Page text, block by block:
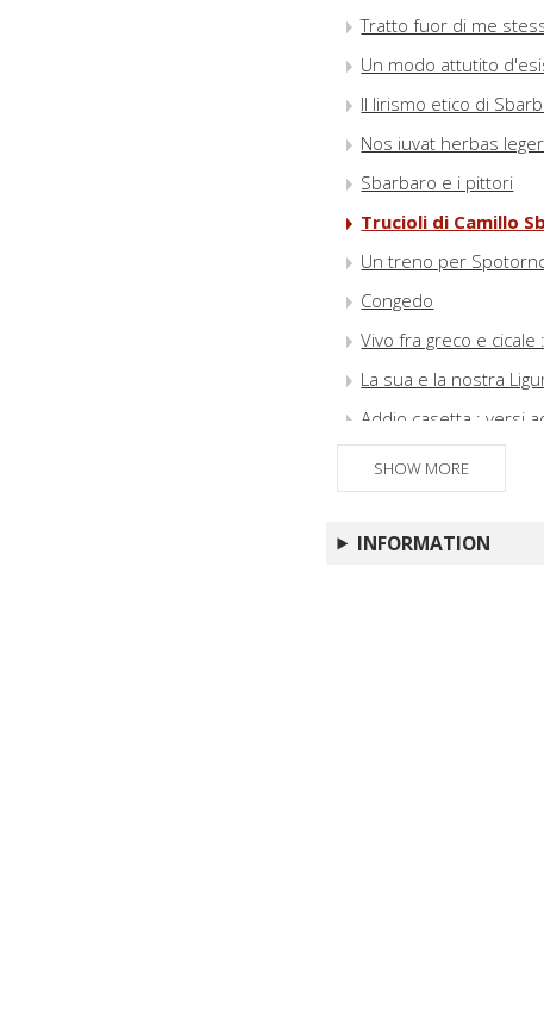
Tratto fuor di me
Un modo attutito
Il lirismo etico di
Nos iuvat herbas
Sbarbaro e i pittori
Trucioli di Camillo
Un treno per
Congedo
Vivo fra greco e
La sua e la nostra
Addio casetta : versi
SHOW MORE
INFORMATION